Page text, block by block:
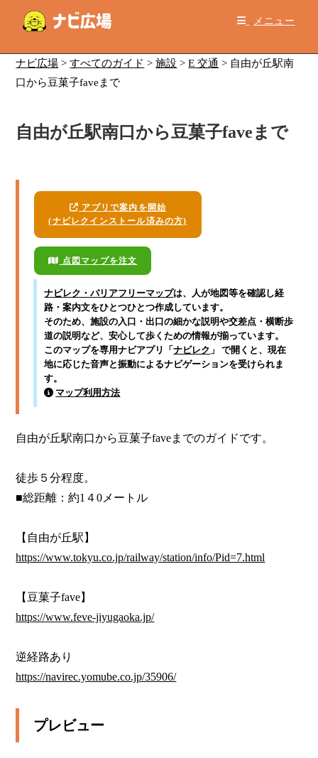
メニュー
ナビ広場 >すべてのガイド >施設 >E 交通 > 自由が丘駅南
口から豆菓子faveまで
自由が丘駅南口から豆菓子faveまで
アプリで案内を開始
(ナビレクインストール済みの方)
点図マップを注文
ナビレク・バリアフリーマップは、人が地図等を確認し経
路・案内文をひとつひとつ作成しています。
そのため、施設の入口・出口の細かな説明や交差点・横断歩
道の説明など、安心して歩くための情報が揃っています。
このマップを専用ナビアプリ「ナビレク 」 で開くと、現在
地に応じた音声と振動によるナビゲーションを受けられま
す。
マップ利用方法
自由が丘駅南口から豆菓子faveまでのガイドです。
徒歩５分程度。
■総距離：約1４0メートル
https://www.tokyu.co.jp/railway/station/info/Pid=7.html
https://www.feve-jiyugaoka.jp/
https://navirec.yomube.co.jp/35906/
プレビュー